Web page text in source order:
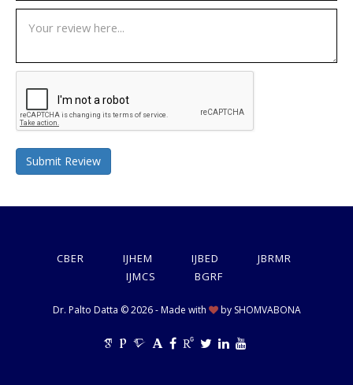
Submit Review
CBER IJHEM IJBED
JBRMR
IJMCS
BGRF
Dr. Palto Datta © 2026 - Made with by SHOMVABONA